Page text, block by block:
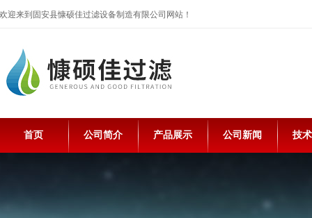
欢迎来到固安县慷硕佳过滤设备制造有限公司网站！
首页 公司简介 产品展示 公司新闻 技